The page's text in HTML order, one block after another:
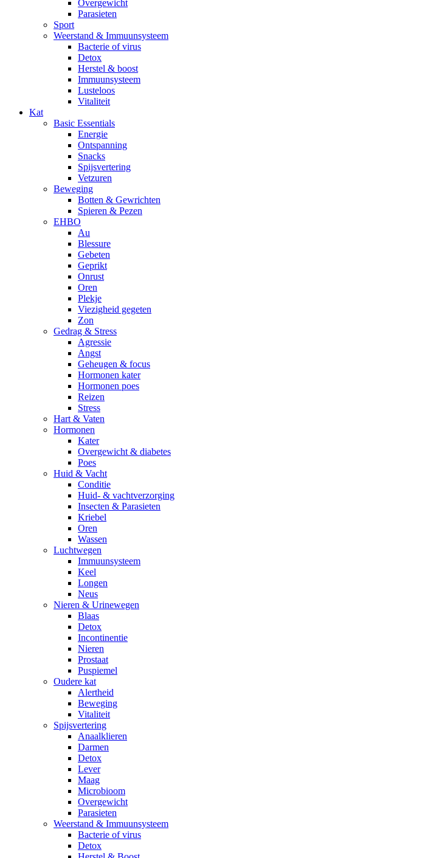
Overgewicht
Parasieten
Sport
Weerstand & Immuunsysteem
Bacterie of virus
Detox
Herstel & boost
Immuunsysteem
Lusteloos
Vitaliteit
Kat
Basic Essentials
Energie
Ontspanning
Snacks
Spijsvertering
Vetzuren
Beweging
Botten & Gewrichten
Spieren & Pezen
EHBO
Au
Blessure
Gebeten
Geprikt
Onrust
Oren
Plekje
Viezigheid gegeten
Zon
Gedrag & Stress
Agressie
Angst
Geheugen & focus
Hormonen kater
Hormonen poes
Reizen
Stress
Hart & Vaten
Hormonen
Kater
Overgewicht & diabetes
Poes
Huid & Vacht
Conditie
Huid- & vachtverzorging
Insecten & Parasieten
Kriebel
Oren
Wassen
Luchtwegen
Immuunsysteem
Keel
Longen
Neus
Nieren & Urinewegen
Blaas
Detox
Incontinentie
Nieren
Prostaat
Puspiemel
Oudere kat
Alertheid
Beweging
Vitaliteit
Spijsvertering
Anaalklieren
Darmen
Detox
Lever
Maag
Microbioom
Overgewicht
Parasieten
Weerstand & Immuunsysteem
Bacterie of virus
Detox